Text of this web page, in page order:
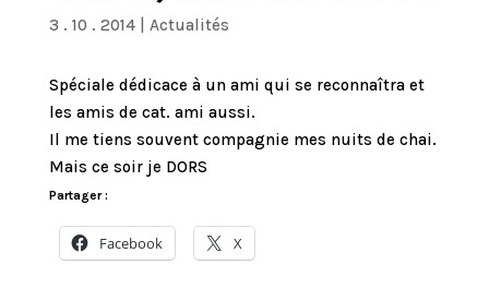
3 . 10 . 2014| Actualités
Spéciale dédicace à un ami qui se reconnaîtra et
les amis de cat. ami aussi.
Il me tiens souvent compagnie mes nuits de chai.
Mais ce soir je DORS
Partager :
Facebook X